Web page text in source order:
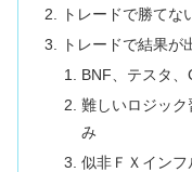
トレードで勝てな
トレードで結果が
BNF、テスタ
難しいロジッ
み
似非ＦＸインフ